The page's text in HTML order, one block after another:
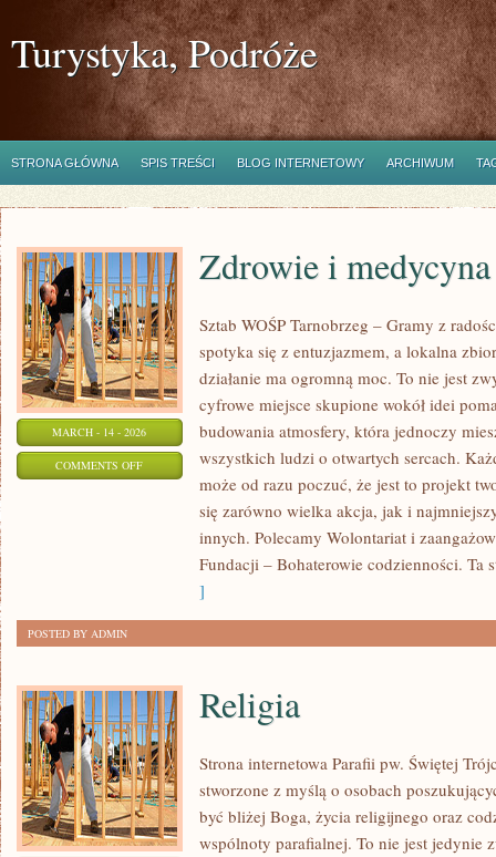
Turystyka, Podróże
STRONA GŁÓWNA SPIS TREŚCI BLOG INTERNETOWY ARCHIWUM
MARCH - 14 - 2026
COMMENTS OFFON
MEDYCYNA
Zdrowie i medycyna
Sztab WOŚP Tarnobrzeg – Gramy z
spotyka się z entuzjazmem, a lokalna
działanie ma ogromną moc. To nie jest
cyfrowe miejsce skupione wokół idei
budowania atmosfery, która jednoczy
wszystkich ludzi o otwartych sercach.
może od razu poczuć, że jest to projekt
się zarówno wielka akcja, jak i
innych. Polecamy Wolontariat i
Fundacji – Bohaterowie codzienności. Ta
]
POSTED BY ADMIN
Religia
Strona internetowa Parafii pw. Świętej
stworzone z myślą o osobach
być bliżej Boga, życia religijnego oraz
wspólnoty parafialnej. To nie jest jedynie